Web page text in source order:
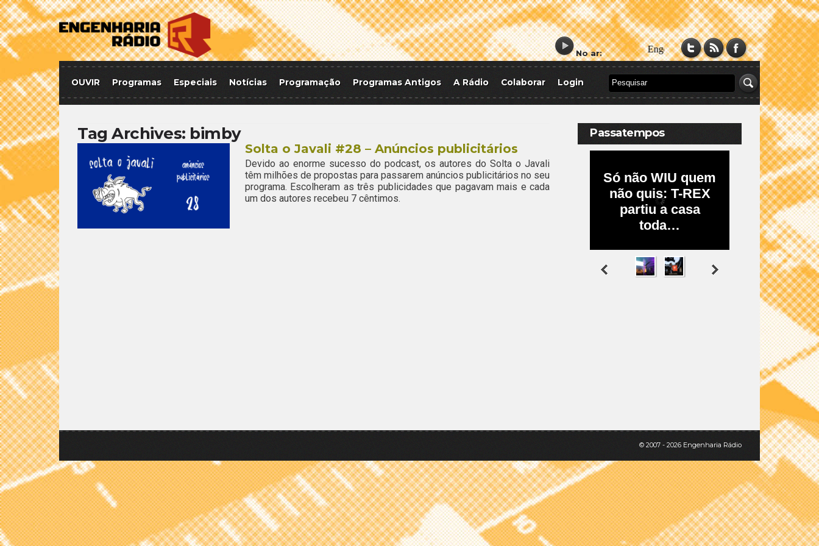
No ar:
OUVIR Programas Especiais Notícias Programação Programas Antigos A Rádio Colaborar Login
Tag Archives: bimby
Solta o Javali #28 – Anúncios publicitários
Devido ao enorme sucesso do podcast, os autores do Solta o Javali
têm milhões de propostas para passarem anúncios publicitários no seu
programa. Escolheram as três publicidades que pagavam mais e cada
um dos autores recebeu 7 cêntimos.
Passatempos
© 2007 - 2026 Engenharia Rádio